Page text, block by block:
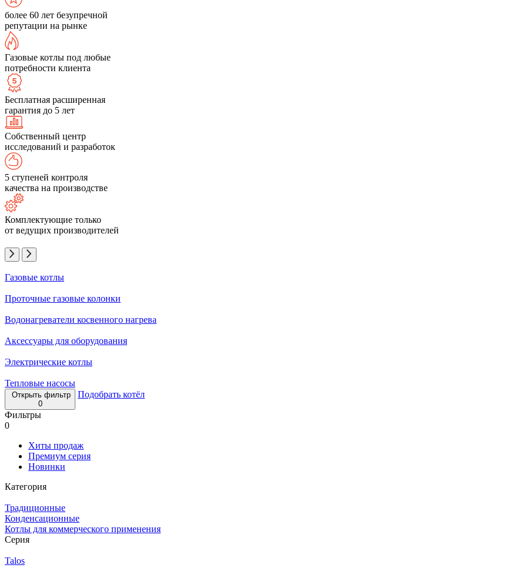
более 60 лет безупречной
репутации на рынке
Газовые котлы под любые
потребности клиента
Бесплатная расширенная
гарантия до 5 лет
Собственный центр
исследований и разработок
5 ступеней контроля
качества на производстве
Комплектующие только
от ведущих производителей
Газовые котлы
Проточные газовые колонки
Водонагреватели косвенного нагрева
Аксессуары для оборудования
Электрические котлы
Тепловые насосы
Открыть фильтр
0
Подобрать котёл
Фильтры
0
Хиты продаж
Премиум серия
Новинки
Категория
Традиционные
Конденсационные
Котлы для коммерческого применения
Серия
Talos